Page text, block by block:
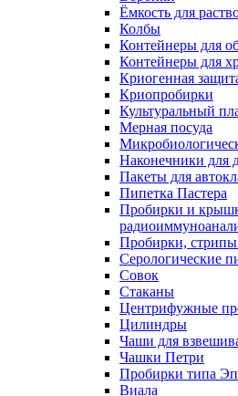
Ёмкость для
Колбы
Контейнеры для
Контейнеры для
Криогенная
Криопробирки
Культуральный
Мерная посуда
Наконечники для
Пакеты для
Пипетка Пастера
Пробирки и
Пробирки,
Серологические
Совок
Стаканы
Центрифужные
Цилиндры
Чаши для
Чашки Петри
Пробирки типа
Виала